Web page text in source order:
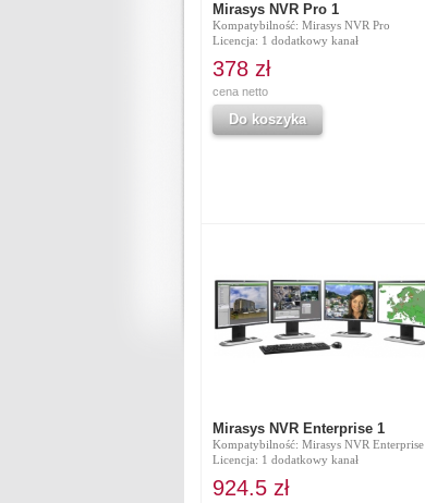
Mirasys NVR Pro 1
Kompatybilność: Mirasys NVR Pro
Licencja: 1 dodatkowy kanał
378 zł
cena netto
Do koszyka
Mirasys NVR Enterprise 1
Kompatybilność: Mirasys NVR Enterprise
Licencja: 1 dodatkowy kanał
924.5 zł